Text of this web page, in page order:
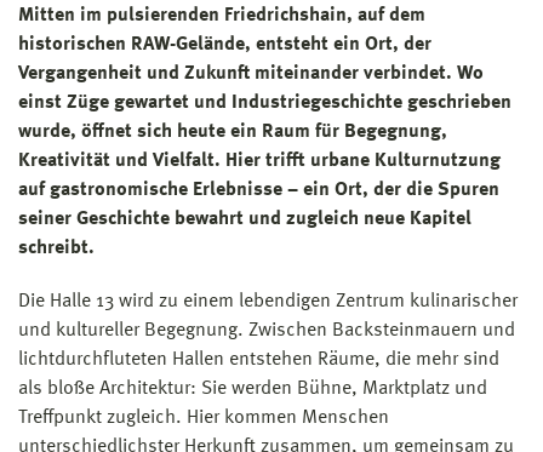
Mitten im pulsierenden Friedrichshain, auf dem
historischen RAW-Gelände, entsteht ein Ort, der
Vergangenheit und Zukunft miteinander verbindet. Wo
einst Züge gewartet und Industriegeschichte geschrieben
wurde, öffnet sich heute ein Raum für Begegnung,
Kreativität und Vielfalt. Hier trifft urbane Kulturnutzung
auf gastronomische Erlebnisse – ein Ort, der die Spuren
seiner Geschichte bewahrt und zugleich neue Kapitel
schreibt.
Die Halle 13 wird zu einem lebendigen Zentrum kulinarischer
und kultureller Begegnung. Zwischen Backsteinmauern und
lichtdurchfluteten Hallen entstehen Räume, die mehr sind
als bloße Architektur: Sie werden Bühne, Marktplatz und
Treffpunkt zugleich. Hier kommen Menschen
unterschiedlichster Herkunft zusammen, um gemeinsam zu